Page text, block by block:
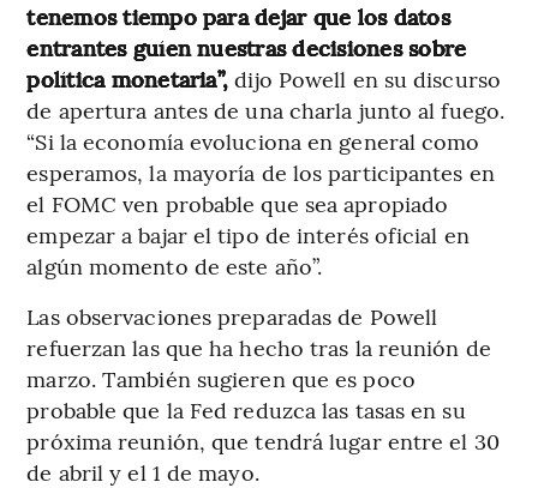
tenemos tiempo para dejar que los datos
entrantes guíen nuestras decisiones sobre
política monetaria”, dijo Powell en su discurso
de apertura antes de una charla junto al fuego.
“Si la economía evoluciona en general como
esperamos, la mayoría de los participantes en
el FOMC ven probable que sea apropiado
empezar a bajar el tipo de interés oficial en
algún momento de este año”.
Las observaciones preparadas de Powell
refuerzan las que ha hecho tras la reunión de
marzo. También sugieren que es poco
probable que la Fed reduzca las tasas en su
próxima reunión, que tendrá lugar entre el 30
de abril y el 1 de mayo.